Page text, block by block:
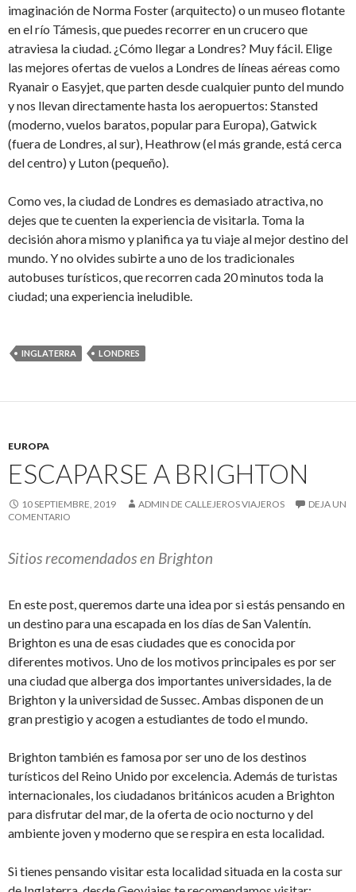
imaginación de Norma Foster (arquitecto) o un museo flotante
en el río Támesis, que puedes recorrer en un crucero que
atraviesa la ciudad. ¿Cómo llegar a Londres? Muy fácil. Elige
las mejores ofertas de vuelos a Londres de líneas aéreas como
Ryanair o Easyjet, que parten desde cualquier punto del mundo
y nos llevan directamente hasta los aeropuertos: Stansted
(moderno, vuelos baratos, popular para Europa), Gatwick
(fuera de Londres, al sur), Heathrow (el más grande, está cerca
del centro) y Luton (pequeño).
Como ves, la ciudad de Londres es demasiado atractiva, no
dejes que te cuenten la experiencia de visitarla. Toma la
decisión ahora mismo y planifica ya tu viaje al mejor destino del
mundo. Y no olvides subirte a uno de los tradicionales
autobuses turísticos, que recorren cada 20 minutos toda la
ciudad; una experiencia ineludible.
INGLATERRA LONDRES
EUROPA
ESCAPARSE A BRIGHTON
10 SEPTIEMBRE, 2019 ADMIN DE CALLEJEROS VIAJEROS
DEJA UN
COMENTARIO
Sitios recomendados en Brighton
En este post, queremos darte una idea por si estás pensando en
un destino para una escapada en los días de San Valentín.
Brighton es una de esas ciudades que es conocida por
diferentes motivos. Uno de los motivos principales es por ser
una ciudad que alberga dos importantes universidades, la de
Brighton y la universidad de Sussec. Ambas disponen de un
gran prestigio y acogen a estudiantes de todo el mundo.
Brighton también es famosa por ser uno de los destinos
turísticos del Reino Unido por excelencia. Además de turistas
internacionales, los ciudadanos británicos acuden a Brighton
para disfrutar del mar, de la oferta de ocio nocturno y del
ambiente joven y moderno que se respira en esta localidad.
Si tienes pensando visitar esta localidad situada en la costa sur